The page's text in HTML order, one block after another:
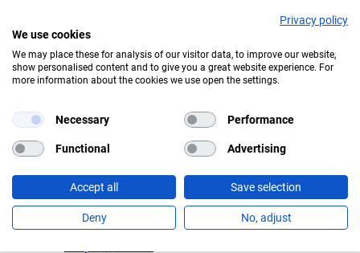
Aktuelles Wetter:
Navigation
überspringen
Informationen
Öffnungszeiten
Saisonkarten
Besuch mit Beeinträchtigungen
Veranstaltungen
Spenden
Barrierefreiheit
Tiere und Park
Tierlexikon
Tierparkplan
Privacy policy
We use cookies
We may place these for analysis of our visitor data, to improve our website,
show personalised content and to give you a great website experience. For
more information about the cookies we use open the settings.
Necessary Performance
Functional Advertising
Accept all Save selection
Deny No, adjust